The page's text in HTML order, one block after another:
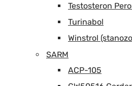
Testosteron
Turinabol
Winstrol
SARM
ACP-105